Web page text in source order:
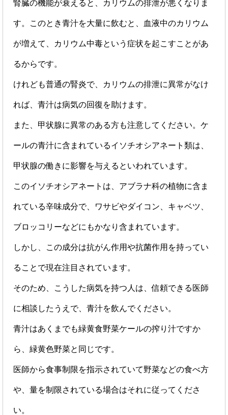
腎臓の機能が衰えると、カリウムの排泄が悪くなりま
す。このとき青汁を大量に飲むと、血液中のカリウム
が増えて、カリウム中毒という症状を起こすことがあ
るからです。
けれども普通の腎炎で、カリウムの排泄に異常がなけ
れば、青汁は病気の回復を助けます。
また、甲状腺に異常のある方も注意してください。ケ
ールの青汁に含まれているイソチオシアネート類は、
甲状腺の働きに影響を与えるといわれています。
このイソチオシアネートは、アブラナ科の植物に含ま
れている辛味成分で、ワサビやダイコン、キャベツ、
ブロッコリーなどにもかなり含まれています。
しかし、この成分は抗がん作用や抗菌作用を持ってい
ることで現在注目されています。
そのため、こうした病気を持つ人は、信頼できる医師
に相談したうえで、青汁を飲んでください。
青汁はあくまでも緑黄食野菜ケールの搾り汁ですか
ら、緑黄色野菜と同じです。
医師から食事制限を指示されていて野菜などの食べ方
や、量を制限されている場合はそれに従ってくださ
い。